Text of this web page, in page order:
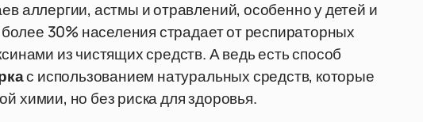
аллергии, астмы и отравлений, особенно у детей и
30% населения страдает от респираторных
из чистящих средств. А ведь есть способ
с использованием натуральных средств, которые
химии, но без риска для здоровья.